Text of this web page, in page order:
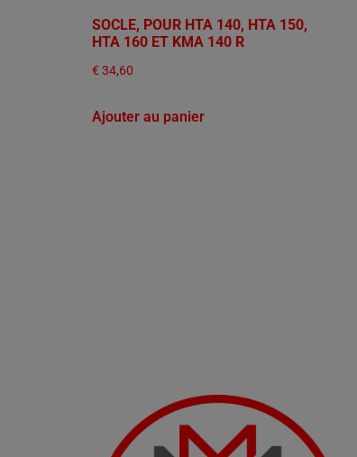
SOCLE, POUR HTA 140, HTA 150,
HTA 160 ET KMA 140 R
€ 34,60
Ajouter au panier